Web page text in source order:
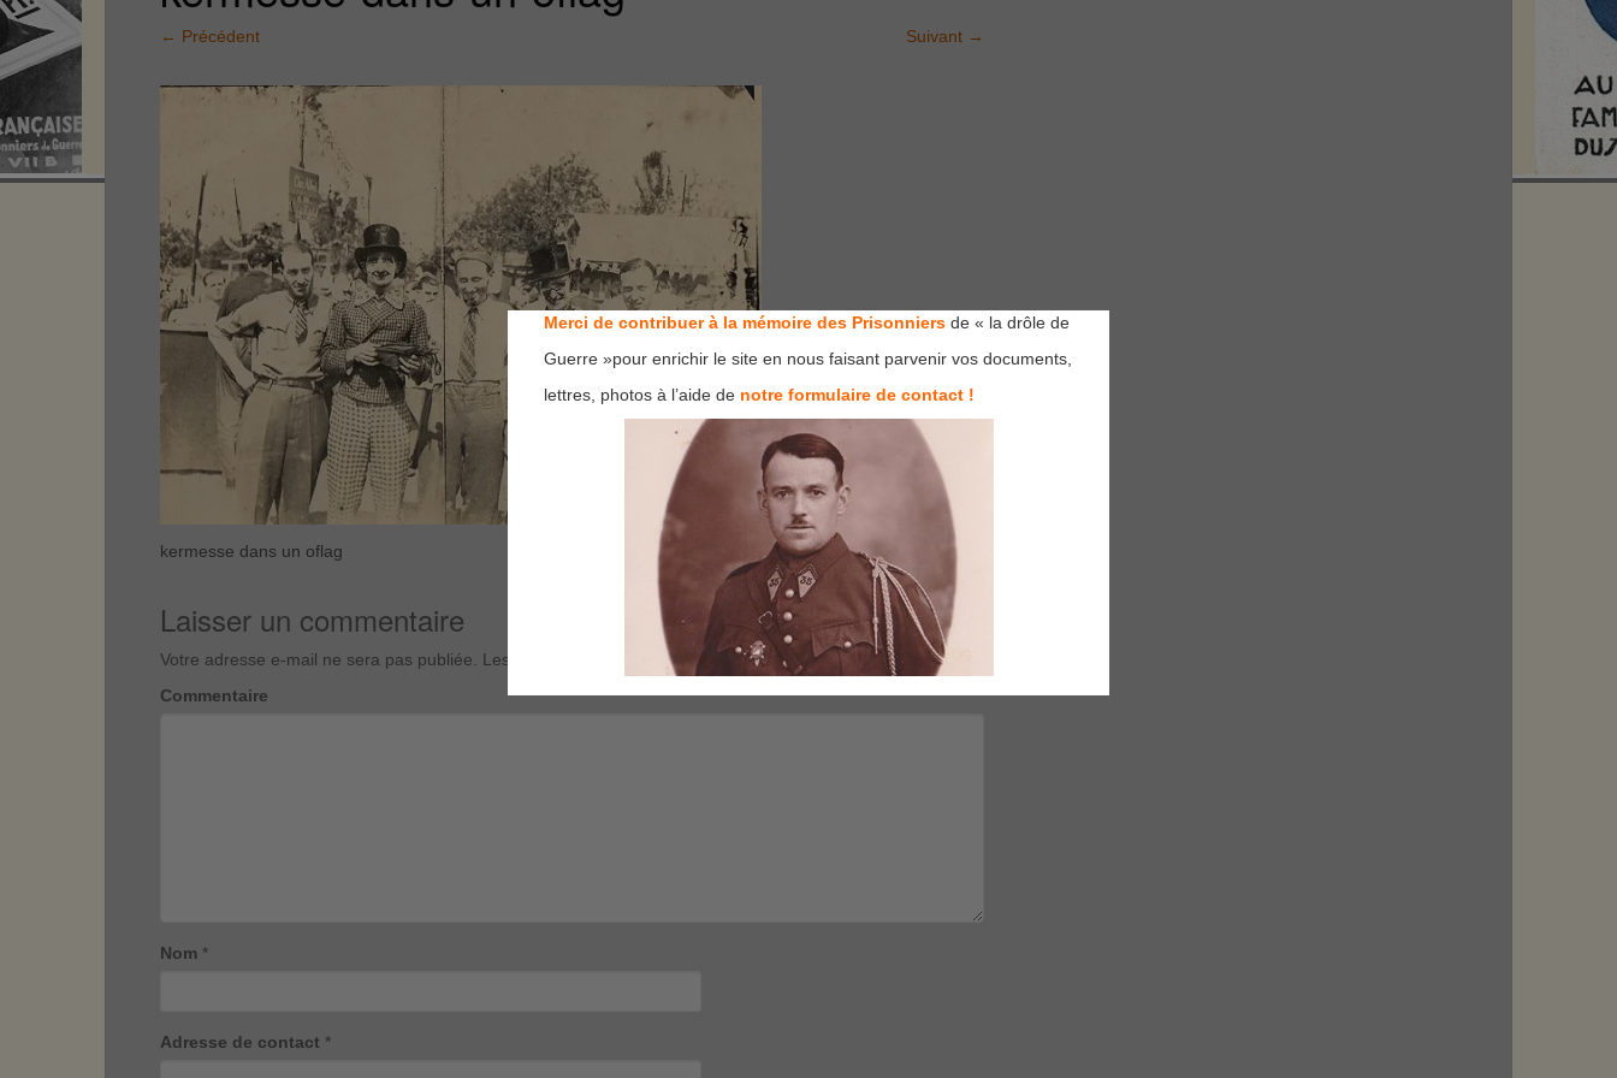
← Précédent Suivant →
kermesse dans un oflag
Laisser un commentaire
Votre adresse e-mail ne sera pas publiée. Les champs obligatoires sont indiqués avec*
Commentaire
Nom *
Adresse de contact *
Merci de contribuer à la mémoire des Prisonniers de « la drôle de
Guerre »pour enrichir le site en nous faisant parvenir vos documents,
lettres, photos à l’aide de notre formulaire de contact !